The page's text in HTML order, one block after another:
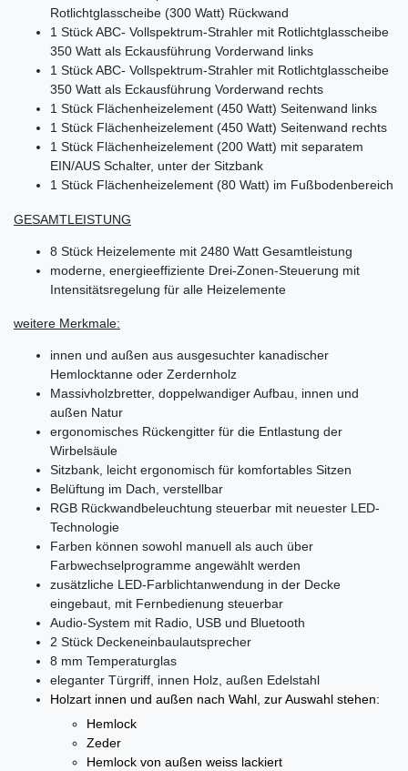
Rotlichtglasscheibe (300 Watt) Rückwand
1 Stück ABC- Vollspektrum-Strahler mit Rotlichtglasscheibe
350 Watt als Eckausführung Vorderwand links
1 Stück ABC- Vollspektrum-Strahler mit Rotlichtglasscheibe
350 Watt als Eckausführung Vorderwand rechts
1 Stück Flächenheizelement (450 Watt) Seitenwand links
1 Stück Flächenheizelement (450 Watt) Seitenwand rechts
1 Stück Flächenheizelement (200 Watt) mit separatem
EIN/AUS Schalter, unter der Sitzbank
1 Stück Flächenheizelement (80 Watt) im Fußbodenbereich
GESAMTLEISTUNG
8 Stück Heizelemente mit 2480 Watt Gesamtleistung
moderne, energieeffiziente Drei-Zonen-Steuerung mit
Intensitätsregelung für alle Heizelemente
weitere Merkmale:
innen und außen aus ausgesuchter kanadischer
Hemlocktanne oder Zerdernholz
Massivholzbretter, doppelwandiger Aufbau, innen und
außen Natur
ergonomisches Rückengitter für die Entlastung der
Wirbelsäule
Sitzbank, leicht ergonomisch für komfortables Sitzen
Belüftung im Dach, verstellbar
RGB Rückwandbeleuchtung steuerbar mit neuester LED-
Technologie
Farben können sowohl manuell als auch über
Farbwechselprogramme angewählt werden
zusätzliche LED-Farblichtanwendung in der Decke
eingebaut, mit Fernbedienung steuerbar
Audio-System mit Radio, USB und Bluetooth
2 Stück Deckeneinbaulautsprecher
8 mm Temperaturglas
eleganter Türgriff, innen Holz, außen Edelstahl
Holzart innen und außen nach Wahl, zur Auswahl stehen:
Hemlock
Zeder
Hemlock von außen weiss lackiert